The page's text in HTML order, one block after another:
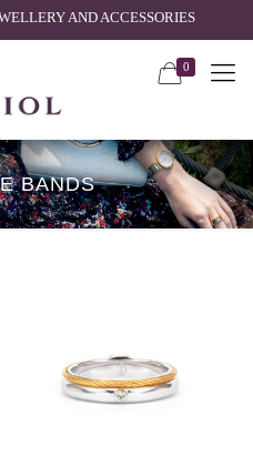
AND ACCESSORIES
0
BANDS